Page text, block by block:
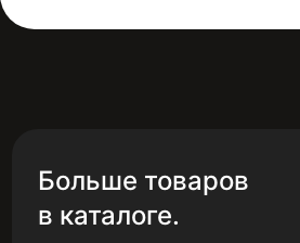
Больше товаров
в каталоге.